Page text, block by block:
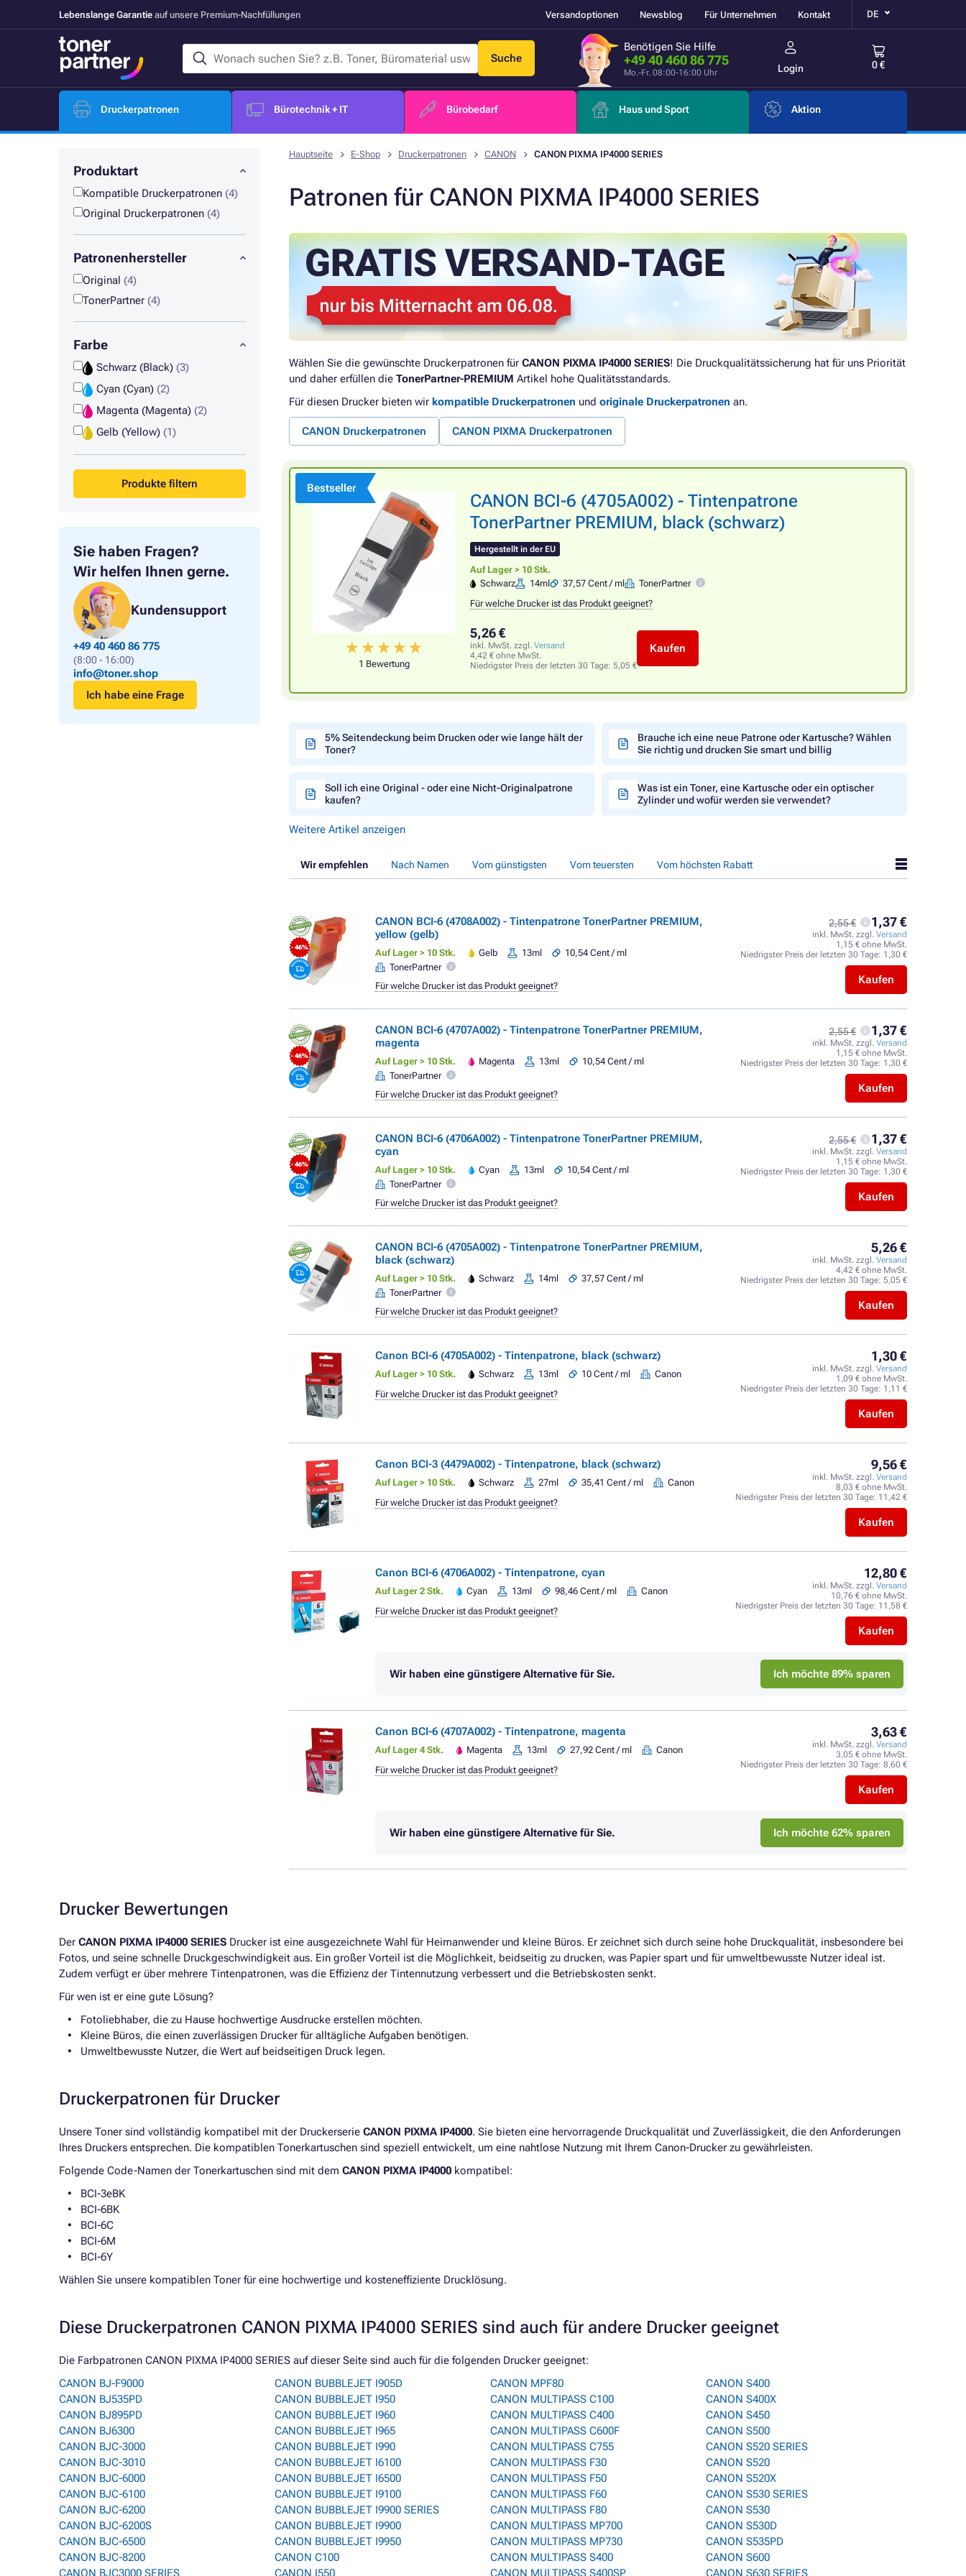
Lebenslange Garantie auf unsere Premium-Nachfüllungen Versandoptionen Newsblog Für Unternehmen Kontakt DE
Suche
Benötigen Sie Hilfe
+49 40 460 86 775
Mo.-Fr. 08:00-16:00 Uhr Login 0 €
Druckerpatronen Bürotechnik + IT Bürobedarf Haus und Sport Aktion
Produktart
Kompatible Druckerpatronen (4)
Original Druckerpatronen (4)
Patronenhersteller
Original (4)
TonerPartner (4)
Farbe
Schwarz (Black) (3)
Cyan (Cyan) (2)
Magenta (Magenta) (2)
Gelb (Yellow) (1)
Produkte filtern
Sie haben Fragen?
Wir helfen Ihnen gerne.
Kundensupport
+49 40 460 86 775
(8:00 - 16:00)
info@toner.shop
Ich habe eine Frage
Hauptseite E-Shop Druckerpatronen CANON CANON PIXMA IP4000 SERIES
Patronen für CANON PIXMA IP4000 SERIES
Wählen Sie die gewünschte Druckerpatronen für CANON PIXMA IP4000 SERIES! Die Druckqualitätssicherung hat für uns Priorität
und daher erfüllen die TonerPartner-PREMIUM Artikel hohe Qualitätsstandards.
Für diesen Drucker bieten wir kompatible Druckerpatronen und originale Druckerpatronen an.
CANON Druckerpatronen CANON PIXMA Druckerpatronen
Bestseller
1 Bewertung
CANON BCI-6 (4705A002) - Tintenpatrone
TonerPartner PREMIUM, black (schwarz)
Hergestellt in der EU
Auf Lager > 10 Stk.
Schwarz
14ml 37,57 Cent / ml
TonerPartner
Für welche Drucker ist das Produkt geeignet?
5,26 €
inkl. MwSt. zzgl. Versand
4,42 € ohne MwSt.
Niedrigster Preis der letzten 30 Tage: 5,05 €
Kaufen
5% Seitendeckung beim Drucken oder wie lange hält der
Toner?
Brauche ich eine neue Patrone oder Kartusche? Wählen
Sie richtig und drucken Sie smart und billig
Soll ich eine Original - oder eine Nicht-Originalpatrone
kaufen?
Was ist ein Toner, eine Kartusche oder ein optischer
Zylinder und wofür werden sie verwendet?
Weitere Artikel anzeigen
Wir empfehlen Nach Namen Vom günstigsten Vom teuersten Vom höchsten Rabatt
- 46%
CANON BCI-6 (4708A002) - Tintenpatrone TonerPartner PREMIUM,
yellow (gelb)
Auf Lager > 10 Stk. Gelb 13ml
10,54 Cent / ml
TonerPartner
2,55 € 1,37 €
inkl. MwSt. zzgl. Versand
1,15 € ohne MwSt.
Niedrigster Preis der letzten 30 Tage: 1,30 €
Kaufen
Für welche Drucker ist das Produkt geeignet?
- 46%
CANON BCI-6 (4707A002) - Tintenpatrone TonerPartner PREMIUM,
magenta
Auf Lager > 10 Stk. Magenta 13ml
10,54 Cent / ml
TonerPartner
2,55 € 1,37 €
inkl. MwSt. zzgl. Versand
1,15 € ohne MwSt.
Niedrigster Preis der letzten 30 Tage: 1,30 €
Kaufen
Für welche Drucker ist das Produkt geeignet?
- 46%
CANON BCI-6 (4706A002) - Tintenpatrone TonerPartner PREMIUM,
cyan
Auf Lager > 10 Stk. Cyan 13ml
10,54 Cent / ml
TonerPartner
2,55 € 1,37 €
inkl. MwSt. zzgl. Versand
1,15 € ohne MwSt.
Niedrigster Preis der letzten 30 Tage: 1,30 €
Kaufen
Für welche Drucker ist das Produkt geeignet?
CANON BCI-6 (4705A002) - Tintenpatrone TonerPartner PREMIUM,
black (schwarz)
Auf Lager > 10 Stk. Schwarz 14ml
37,57 Cent / ml
TonerPartner
5,26 €
inkl. MwSt. zzgl. Versand
4,42 € ohne MwSt.
Niedrigster Preis der letzten 30 Tage: 5,05 €
Kaufen
Für welche Drucker ist das Produkt geeignet?
Canon BCI-6 (4705A002) - Tintenpatrone, black (schwarz)
Auf Lager > 10 Stk. Schwarz 13ml 10 Cent / ml Canon
1,30 €
inkl. MwSt. zzgl. Versand
1,09 € ohne MwSt.
Niedrigster Preis der letzten 30 Tage: 1,11 €
Kaufen
Für welche Drucker ist das Produkt geeignet?
Canon BCI-3 (4479A002) - Tintenpatrone, black (schwarz)
Auf Lager > 10 Stk. Schwarz 27ml 35,41 Cent / ml Canon
9,56 €
inkl. MwSt. zzgl. Versand
8,03 € ohne MwSt.
Niedrigster Preis der letzten 30 Tage: 11,42 €
Kaufen
Für welche Drucker ist das Produkt geeignet?
Canon BCI-6 (4706A002) - Tintenpatrone, cyan
Auf Lager 2 Stk. Cyan 13ml 98,46 Cent / ml Canon
12,80 €
inkl. MwSt. zzgl. Versand
10,76 € ohne MwSt.
Niedrigster Preis der letzten 30 Tage: 11,58 €
Kaufen
Für welche Drucker ist das Produkt geeignet?
Wir haben eine günstigere Alternative für Sie. Ich möchte 89% sparen
Canon BCI-6 (4707A002) - Tintenpatrone, magenta
Auf Lager 4 Stk. Magenta 13ml 27,92 Cent / ml Canon
3,63 €
inkl. MwSt. zzgl. Versand
3,05 € ohne MwSt.
Niedrigster Preis der letzten 30 Tage: 8,60 €
Kaufen
Für welche Drucker ist das Produkt geeignet?
Wir haben eine günstigere Alternative für Sie. Ich möchte 62% sparen
Drucker Bewertungen
Der CANON PIXMA IP4000 SERIES Drucker ist eine ausgezeichnete Wahl für Heimanwender und kleine Büros. Er zeichnet sich durch seine hohe Druckqualität, insbesondere bei
Fotos, und seine schnelle Druckgeschwindigkeit aus. Ein großer Vorteil ist die Möglichkeit, beidseitig zu drucken, was Papier spart und für umweltbewusste Nutzer ideal ist.
Zudem verfügt er über mehrere Tintenpatronen, was die Effizienz der Tintennutzung verbessert und die Betriebskosten senkt.
Für wen ist er eine gute Lösung?
Fotoliebhaber, die zu Hause hochwertige Ausdrucke erstellen möchten.
Kleine Büros, die einen zuverlässigen Drucker für alltägliche Aufgaben benötigen.
Umweltbewusste Nutzer, die Wert auf beidseitigen Druck legen.
Druckerpatronen für Drucker
Unsere Toner sind vollständig kompatibel mit der Druckerserie CANON PIXMA IP4000. Sie bieten eine hervorragende Druckqualität und Zuverlässigkeit, die den Anforderungen
Ihres Druckers entsprechen. Die kompatiblen Tonerkartuschen sind speziell entwickelt, um eine nahtlose Nutzung mit Ihrem Canon-Drucker zu gewährleisten.
Folgende Code-Namen der Tonerkartuschen sind mit dem CANON PIXMA IP4000 kompatibel:
BCI-3eBK
BCI-6BK
BCI-6C
BCI-6M
BCI-6Y
Wählen Sie unsere kompatiblen Toner für eine hochwertige und kosteneffiziente Drucklösung.
Diese Druckerpatronen CANON PIXMA IP4000 SERIES sind auch für andere Drucker geeignet
Die Farbpatronen CANON PIXMA IP4000 SERIES auf dieser Seite sind auch für die folgenden Drucker geeignet:
CANON BJ-F9000
CANON BJ535PD
CANON BJ895PD
CANON BJ6300
CANON BJC-3000
CANON BJC-3010
CANON BJC-6000
CANON BJC-6100
CANON BJC-6200
CANON BJC-6200S
CANON BJC-6500
CANON BJC-8200
CANON BJC3000 SERIES
CANON BUBBLEJET I905D
CANON BUBBLEJET I950
CANON BUBBLEJET I960
CANON BUBBLEJET I965
CANON BUBBLEJET I990
CANON BUBBLEJET I6100
CANON BUBBLEJET I6500
CANON BUBBLEJET I9100
CANON BUBBLEJET I9900 SERIES
CANON BUBBLEJET I9900
CANON BUBBLEJET I9950
CANON C100
CANON I550
CANON MPF80
CANON MULTIPASS C100
CANON MULTIPASS C400
CANON MULTIPASS C600F
CANON MULTIPASS C755
CANON MULTIPASS F30
CANON MULTIPASS F50
CANON MULTIPASS F60
CANON MULTIPASS F80
CANON MULTIPASS MP700
CANON MULTIPASS MP730
CANON MULTIPASS S400
CANON MULTIPASS S400SP
CANON S400
CANON S400X
CANON S450
CANON S500
CANON S520 SERIES
CANON S520
CANON S520X
CANON S530 SERIES
CANON S530
CANON S530D
CANON S535PD
CANON S600
CANON S630 SERIES